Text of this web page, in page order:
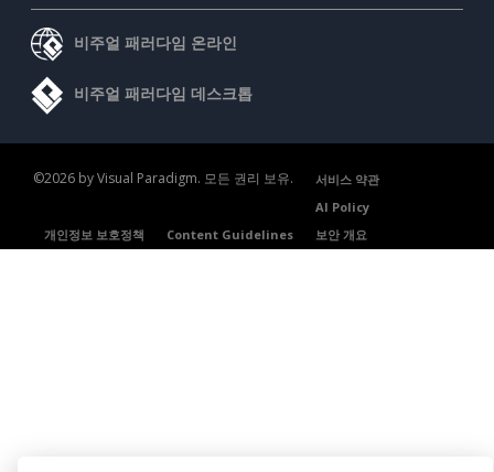
비주얼 패러다임 온라인
비주얼 패러다임 데스크톱
©2026 by Visual Paradigm. 모든 권리 보유.
서비스 약관
AI Policy
개인정보 보호정책
Content Guidelines 보안 개요